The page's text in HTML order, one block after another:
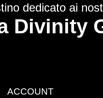
dedicato ai
Divinity
ACCOUNT